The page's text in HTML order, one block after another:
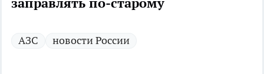
АЗС новости России